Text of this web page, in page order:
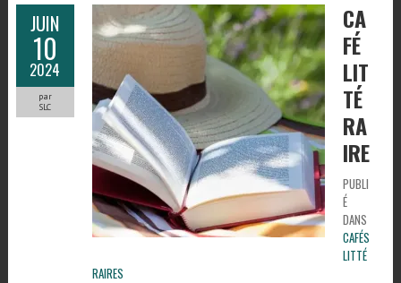
JUIN
10
2024
par
SLC
CA
FÉ
LIT
TÉ
RA
IRE
PUBLI
É
DANS
CAFÉS
LITTÉ
RAIRES